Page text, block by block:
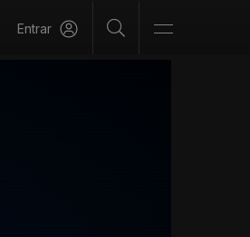
Entrar